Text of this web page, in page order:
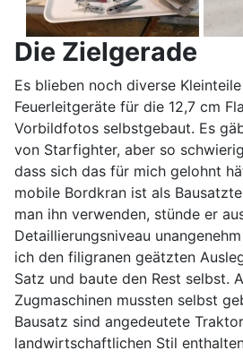
Die Zielgerade
Es blieben noch diverse
Feuerleitgeräte für die 12,7 cm
Vorbildfotos selbstgebaut. Es
von Starfighter, aber so
dass sich das für mich gelohnt
mobile Bordkran ist als
man ihn verwenden, stünde er
Detaillierungsniveau
ich den filigranen geätzten
Satz und baute den Rest selbst.
Zugmaschinen mussten selbst
Bausatz sind angedeutete
landwirtschaftlichen Stil